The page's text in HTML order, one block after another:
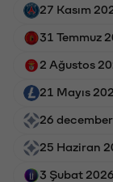
27 Kasım
31 Temmuz
2 Ağustos
21 Mayıs
26
25 Haziran
3 Şubat